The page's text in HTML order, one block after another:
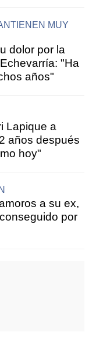
MUY
dolor por la
"Ha
años"
Lapique a
años después
hoy"
a su ex,
por